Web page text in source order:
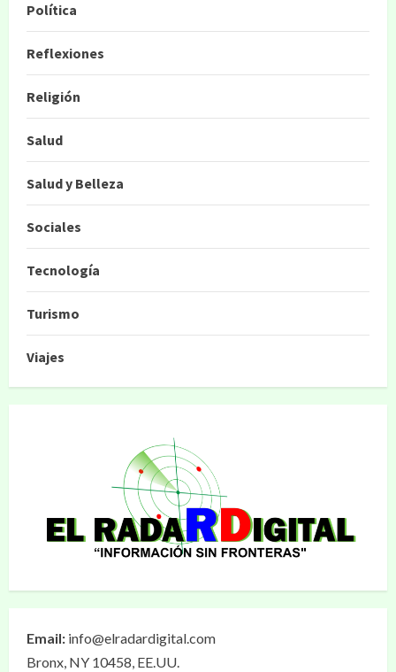
Política
Reflexiones
Religión
Salud
Salud y Belleza
Sociales
Tecnología
Turismo
Viajes
Email: info@elradardigital.com
Bronx, NY 10458, EE.UU.